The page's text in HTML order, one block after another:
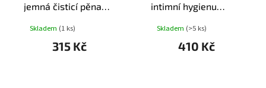
jemná čisticí pěna
Skladem (1 ks)
315 Kč
intimní hygienu
Skladem (>5 ks)
410 Kč